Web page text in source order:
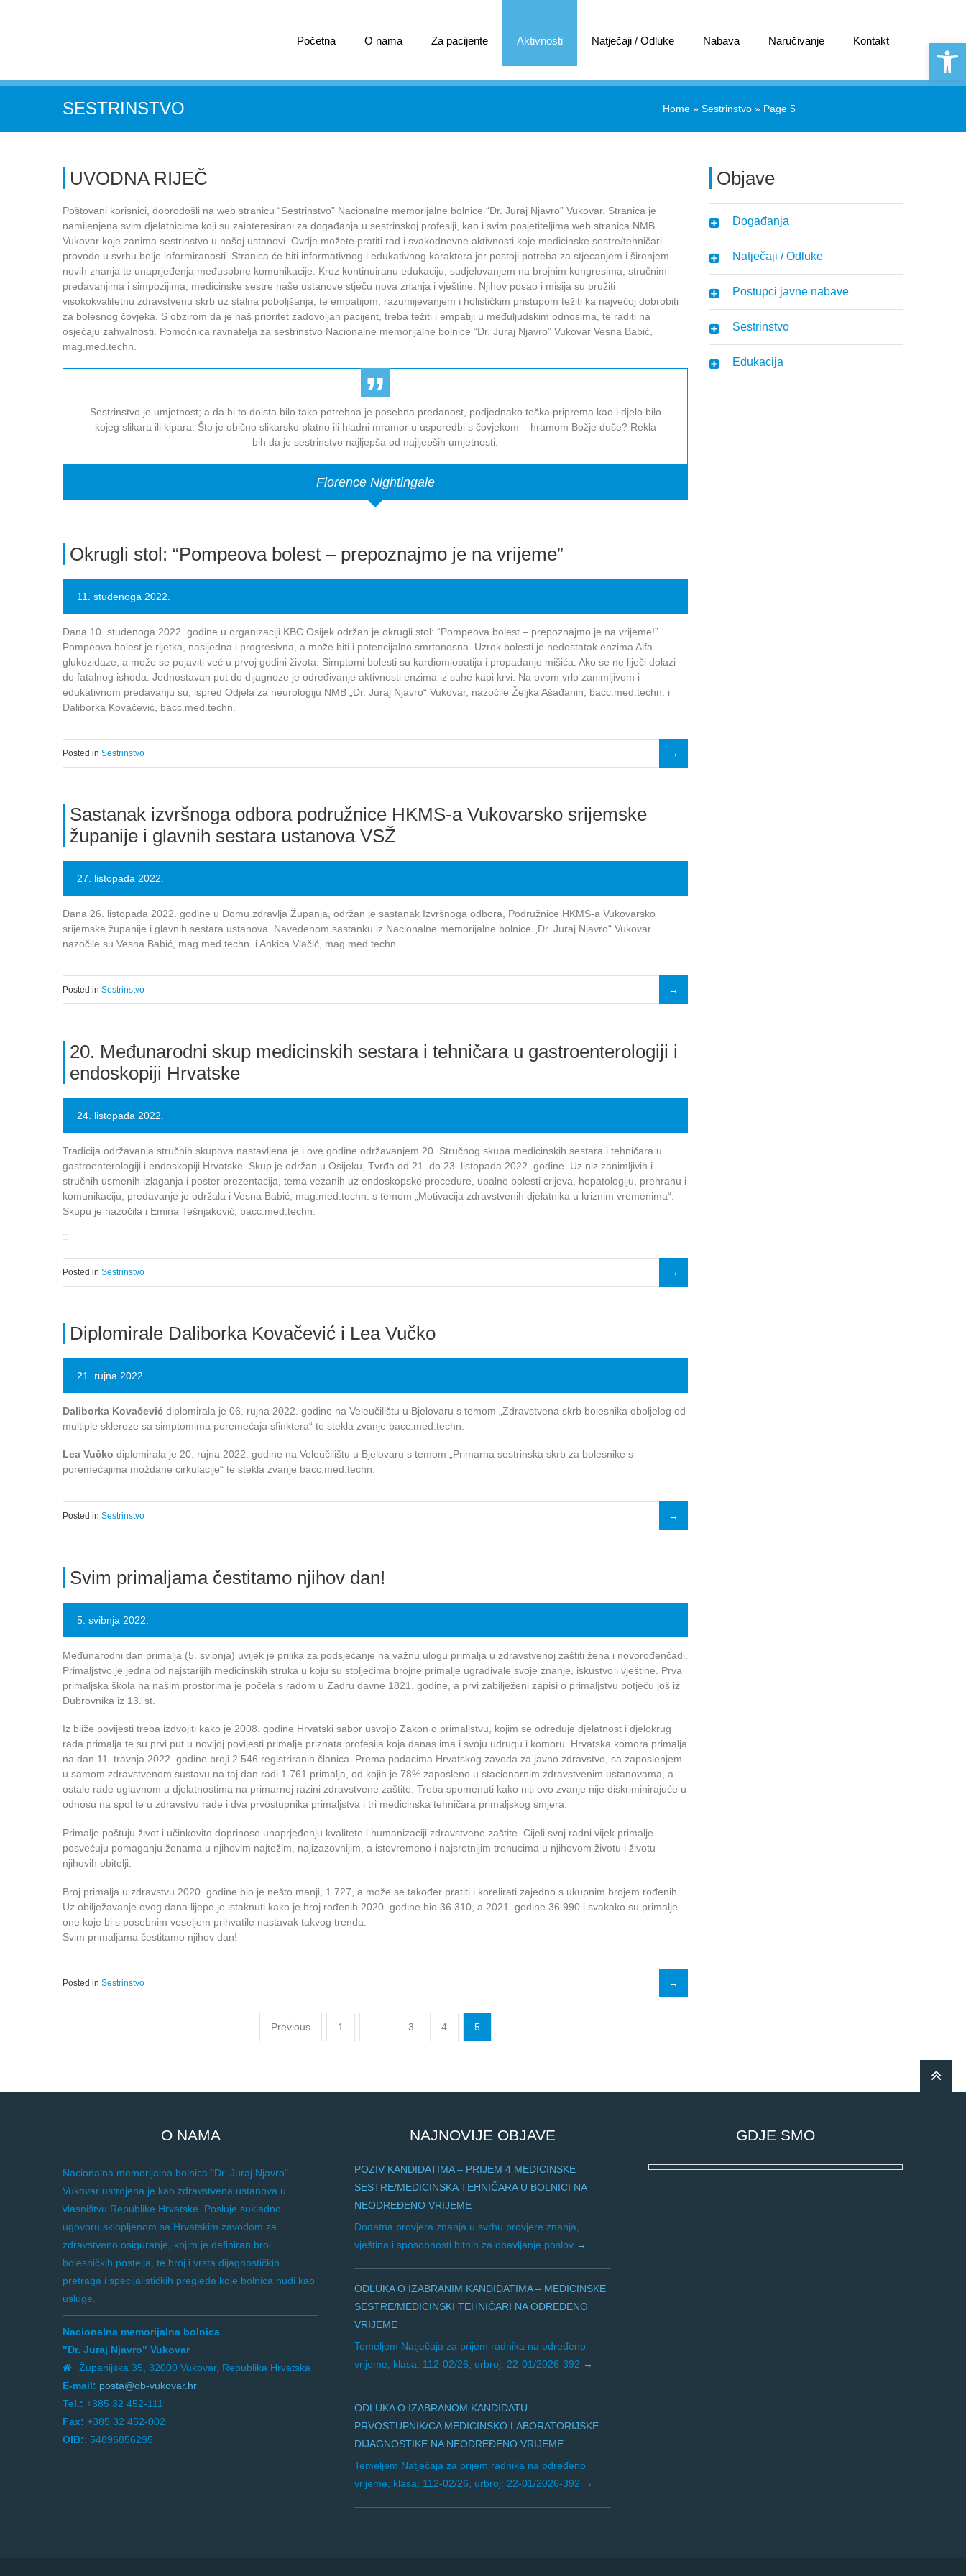
Početna O nama Za pacijente Aktivnosti Natječaji / Odluke Nabava Naručivanje Kontakt
SESTRINSTVO Home » Sestrinstvo » Page 5
Objave
Događanja
Natječaji / Odluke
Postupci javne nabave
Sestrinstvo
Edukacija
UVODNA RIJEČ
Poštovani korisnici, dobrodošli na web stranicu “Sestrinstvo” Nacionalne memorijalne bolnice “Dr. Juraj Njavro” Vukovar. Stranica je
namijenjena svim djelatnicima koji su zainteresirani za događanja u sestrinskoj profesiji, kao i svim posjetiteljima web stranica NMB
Vukovar koje zanima sestrinstvo u našoj ustanovi. Ovdje možete pratiti rad i svakodnevne aktivnosti koje medicinske sestre/tehničari
provode u svrhu bolje informiranosti. Stranica će biti informativnog i edukativnog karaktera jer postoji potreba za stjecanjem i širenjem
novih znanja te unaprjeđenja međusobne komunikacije. Kroz kontinuiranu edukaciju, sudjelovanjem na brojnim kongresima, stručnim
predavanjima i simpozijima, medicinske sestre naše ustanove stječu nova znanja i vještine. Njihov posao i misija su pružiti
visokokvalitetnu zdravstvenu skrb uz stalna poboljšanja, te empatijom, razumijevanjem i holističkim pristupom težiti ka najvećoj dobrobiti
za bolesnog čovjeka. S obzirom da je naš prioritet zadovoljan pacijent, treba težiti i empatiji u međuljudskim odnosima, te raditi na
osjećaju zahvalnosti. Pomoćnica ravnatelja za sestrinstvo Nacionalne memorijalne bolnice “Dr. Juraj Njavro” Vukovar Vesna Babić,
mag.med.techn.
Sestrinstvo je umjetnost; a da bi to doista bilo tako potrebna je posebna predanost, podjednako teška priprema kao i djelo bilo
kojeg slikara ili kipara. Što je obično slikarsko platno ili hladni mramor u usporedbi s čovjekom – hramom Božje duše? Rekla
bih da je sestrinstvo najljepša od najljepših umjetnosti.
Florence Nightingale
Okrugli stol: “Pompeova bolest – prepoznajmo je na vrijeme”
11. studenoga 2022.
Dana 10. studenoga 2022. godine u organizaciji KBC Osijek održan je okrugli stol: “Pompeova bolest – prepoznajmo je na vrijeme!”
Pompeova bolest je rijetka, nasljedna i progresivna, a može biti i potencijalno smrtonosna. Uzrok bolesti je nedostatak enzima Alfa-
glukozidaze, a može se pojaviti već u prvoj godini života. Simptomi bolesti su kardiomiopatija i propadanje mišića. Ako se ne liječi dolazi
do fatalnog ishoda. Jednostavan put do dijagnoze je određivanje aktivnosti enzima iz suhe kapi krvi. Na ovom vrlo zanimljivom i
edukativnom predavanju su, ispred Odjela za neurologiju NMB „Dr. Juraj Njavro“ Vukovar, nazočile Željka Ašađanin, bacc.med.techn. i
Daliborka Kovačević, bacc.med.techn.
Posted in Sestrinstvo
Sastanak izvršnoga odbora podružnice HKMS-a Vukovarsko srijemske
županije i glavnih sestara ustanova VSŽ
27. listopada 2022.
Dana 26. listopada 2022. godine u Domu zdravlja Županja, održan je sastanak Izvršnoga odbora, Podružnice HKMS-a Vukovarsko
srijemske županije i glavnih sestara ustanova. Navedenom sastanku iz Nacionalne memorijalne bolnice „Dr. Juraj Njavro“ Vukovar
nazočile su Vesna Babić, mag.med.techn. i Ankica Vlačić, mag.med.techn.
Posted in Sestrinstvo
20. Međunarodni skup medicinskih sestara i tehničara u gastroenterologiji i
endoskopiji Hrvatske
24. listopada 2022.
Tradicija održavanja stručnih skupova nastavljena je i ove godine održavanjem 20. Stručnog skupa medicinskih sestara i tehničara u
gastroenterologiji i endoskopiji Hrvatske. Skup je održan u Osijeku, Tvrđa od 21. do 23. listopada 2022. godine. Uz niz zanimljivih i
stručnih usmenih izlaganja i poster prezentacija, tema vezanih uz endoskopske procedure, upalne bolesti crijeva, hepatologiju, prehranu i
komunikaciju, predavanje je održala i Vesna Babić, mag.med.techn. s temom „Motivacija zdravstvenih djelatnika u kriznim vremenima“.
Skupu je nazočila i Emina Tešnjaković, bacc.med.techn.
Posted in Sestrinstvo
Diplomirale Daliborka Kovačević i Lea Vučko
21. rujna 2022.
Daliborka Kovačević diplomirala je 06. rujna 2022. godine na Veleučilištu u Bjelovaru s temom „Zdravstvena skrb bolesnika oboljelog od
multiple skleroze sa simptomima poremećaja sfinktera“ te stekla zvanje bacc.med.techn.
Lea Vučko diplomirala je 20. rujna 2022. godine na Veleučilištu u Bjelovaru s temom „Primarna sestrinska skrb za bolesnike s
poremećajima moždane cirkulacije“ te stekla zvanje bacc.med.techn.
Posted in Sestrinstvo
Svim primaljama čestitamo njihov dan!
5. svibnja 2022.
Međunarodni dan primalja (5. svibnja) uvijek je prilika za podsjećanje na važnu ulogu primalja u zdravstvenoj zaštiti žena i novorođenčadi.
Primaljstvo je jedna od najstarijih medicinskih struka u koju su stoljećima brojne primalje ugrađivale svoje znanje, iskustvo i vještine. Prva
primaljska škola na našim prostorima je počela s radom u Zadru davne 1821. godine, a prvi zabilježeni zapisi o primaljstvu potječu još iz
Dubrovnika iz 13. st.
Iz bliže povijesti treba izdvojiti kako je 2008. godine Hrvatski sabor usvojio Zakon o primaljstvu, kojim se određuje djelatnost i djelokrug
rada primalja te su prvi put u novijoj povijesti primalje priznata profesija koja danas ima i svoju udrugu i komoru. Hrvatska komora primalja
na dan 11. travnja 2022. godine broji 2.546 registriranih članica. Prema podacima Hrvatskog zavoda za javno zdravstvo, sa zaposlenjem
u samom zdravstvenom sustavu na taj dan radi 1.761 primalja, od kojih je 78% zaposleno u stacionarnim zdravstvenim ustanovama, a
ostale rade uglavnom u djelatnostima na primarnoj razini zdravstvene zaštite. Treba spomenuti kako niti ovo zvanje nije diskriminirajuće u
odnosu na spol te u zdravstvu rade i dva prvostupnika primaljstva i tri medicinska tehničara primaljskog smjera.
Primalje poštuju život i učinkovito doprinose unaprjeđenju kvalitete i humanizaciji zdravstvene zaštite. Cijeli svoj radni vijek primalje
posvećuju pomaganju ženama u njihovim najtežim, najizazovnijim, a istovremeno i najsretnijim trenucima u njihovom životu i životu
njihovih obitelji.
Broj primalja u zdravstvu 2020. godine bio je nešto manji, 1.727, a može se također pratiti i korelirati zajedno s ukupnim brojem rođenih.
Uz obilježavanje ovog dana lijepo je istaknuti kako je broj rođenih 2020. godine bio 36.310, a 2021. godine 36.990 i svakako su primalje
one koje bi s posebnim veseljem prihvatile nastavak takvog trenda.
Svim primaljama čestitamo njihov dan!
Posted in Sestrinstvo
Previous 1 3 4 5
O NAMA
Nacionalna memorijalna bolnica "Dr. Juraj Njavro"
Vukovar ustrojena je kao zdravstvena ustanova u
vlasništvu Republike Hrvatske. Posluje sukladno
ugovoru sklopljenom sa Hrvatskim zavodom za
zdravstveno osiguranje, kojim je definiran broj
bolesničkih postelja, te broj i vrsta dijagnostičkih
pretraga i specijalističkih pregleda koje bolnica nudi kao
usluge.
Nacionalna memorijalna bolnica
"Dr. Juraj Njavro" Vukovar
Županijska 35, 32000 Vukovar, Republika Hrvatska
E-mail: posta@ob-vukovar.hr
Tel.: +385 32 452-111
Fax: +385 32 452-002
OIB:: 54896856295
NAJNOVIJE OBJAVE
POZIV KANDIDATIMA – PRIJEM 4 MEDICINSKE
SESTRE/MEDICINSKA TEHNIČARA U BOLNICI NA
NEODREĐENO VRIJEME
Dodatna provjera znanja u svrhu provjere znanja,
vještina i sposobnosti bitnih za obavljanje poslov
ODLUKA O IZABRANIM KANDIDATIMA – MEDICINSKE
SESTRE/MEDICINSKI TEHNIČARI NA ODREĐENO
VRIJEME
Temeljem Natječaja za prijem radnika na određeno
vrijeme, klasa: 112-02/26, urbroj: 22-01/2026-392
ODLUKA O IZABRANOM KANDIDATU –
PRVOSTUPNIK/CA MEDICINSKO LABORATORIJSKE
DIJAGNOSTIKE NA NEODREĐENO VRIJEME
Temeljem Natječaja za prijem radnika na određeno
vrijeme, klasa: 112-02/26, urbroj: 22-01/2026-392
GDJE SMO